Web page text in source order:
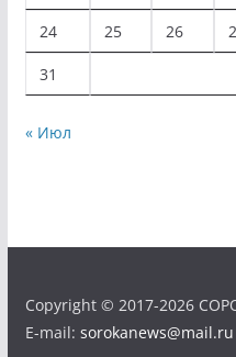
24 25 26
31
« Июл
Copyright © 2017-2026
E-mail: sorokanews@mail.ru